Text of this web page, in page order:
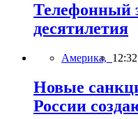
Телефонный
десятилетия
Америка, 12:32
Новые
России